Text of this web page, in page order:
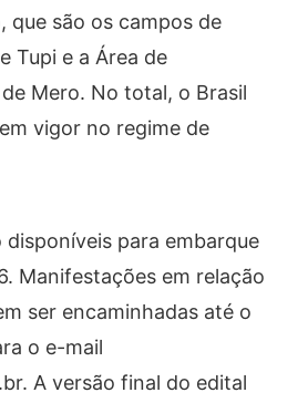
que são os campos de
Tupi e a Área de
Mero. No total, o Brasil
vigor no regime de
disponíveis para embarque
Manifestações em relação
ser encaminhadas até o
o e-mail
A versão final do edital